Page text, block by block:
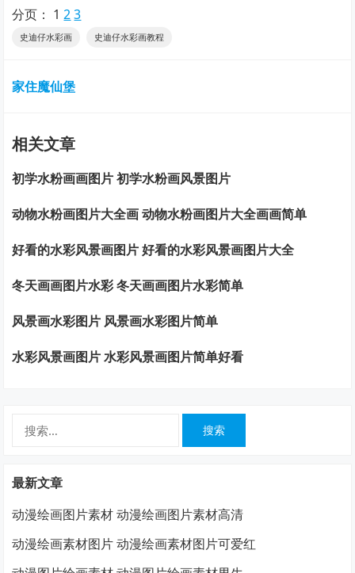
分页： 1 2 3
史迪仔水彩画 史迪仔水彩画教程
家住魔仙堡
相关文章
初学水粉画画图片 初学水粉画风景图片
动物水粉画图片大全画 动物水粉画图片大全画画简单
好看的水彩风景画图片 好看的水彩风景画图片大全
冬天画画图片水彩 冬天画画图片水彩简单
风景画水彩图片 风景画水彩图片简单
水彩风景画图片 水彩风景画图片简单好看
最新文章
动漫绘画图片素材 动漫绘画图片素材高清
动漫绘画素材图片 动漫绘画素材图片可爱红